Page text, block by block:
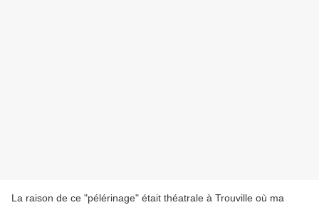
La raison de ce "pélérinage" était théatrale à Trouville où ma